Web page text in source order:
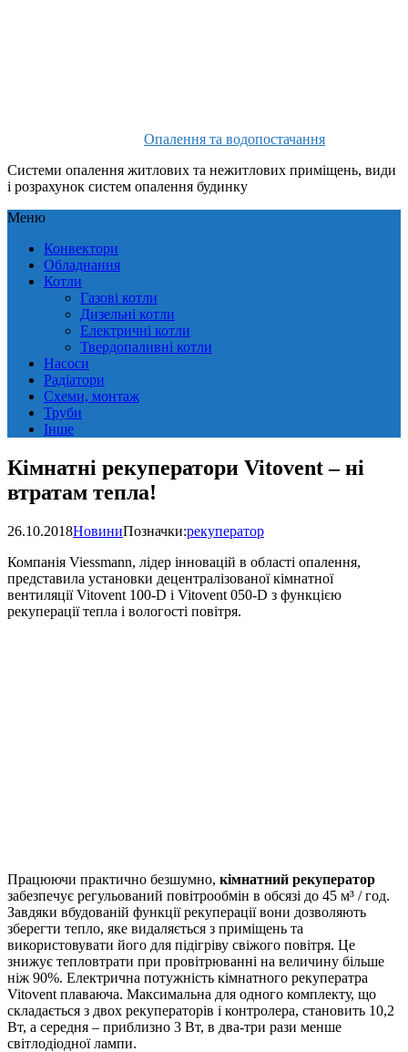
Опалення та водопостачання
Системи опалення житлових та нежитлових приміщень, види
і розрахунок систем опалення будинку
Меню
Конвектори
Обладнання
Котли
Газові котли
Дизельні котли
Електричні котли
Твердопаливні котли
Насоси
Радіатори
Схеми, монтаж
Труби
Інше
Кімнатні рекуператори Vitovent – ні
втратам тепла!
26.10.2018НовиниПозначки:рекуператор
Компанія Viessmann, лідер інновацій в області опалення,
представила установки децентралізованої кімнатної
вентиляції Vitovent 100-D і Vitovent 050-D з функцією
рекуперації тепла і вологості повітря.
Працюючи практично безшумно, кімнатний рекуператор
забезпечує регульований повітрообмін в обсязі до 45 м³ / год.
Завдяки вбудованій функції рекуперації вони дозволяють
зберегти тепло, яке видаляється з приміщень та
використовувати його для підігріву свіжого повітря. Це
знижує тепловтрати при провітрюванні на величину більше
ніж 90%. Електрична потужність кімнатного рекуператра
Vitovent плаваюча. Максимальна для одного комплекту, що
складається з двох рекуператорів і контролера, становить 10,2
Вт, а середня – приблизно 3 Вт, в два-три рази менше
світлодіодної лампи.